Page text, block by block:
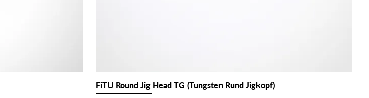
FiTU Round Jig Head TG (Tungsten Rund Jigkopf)